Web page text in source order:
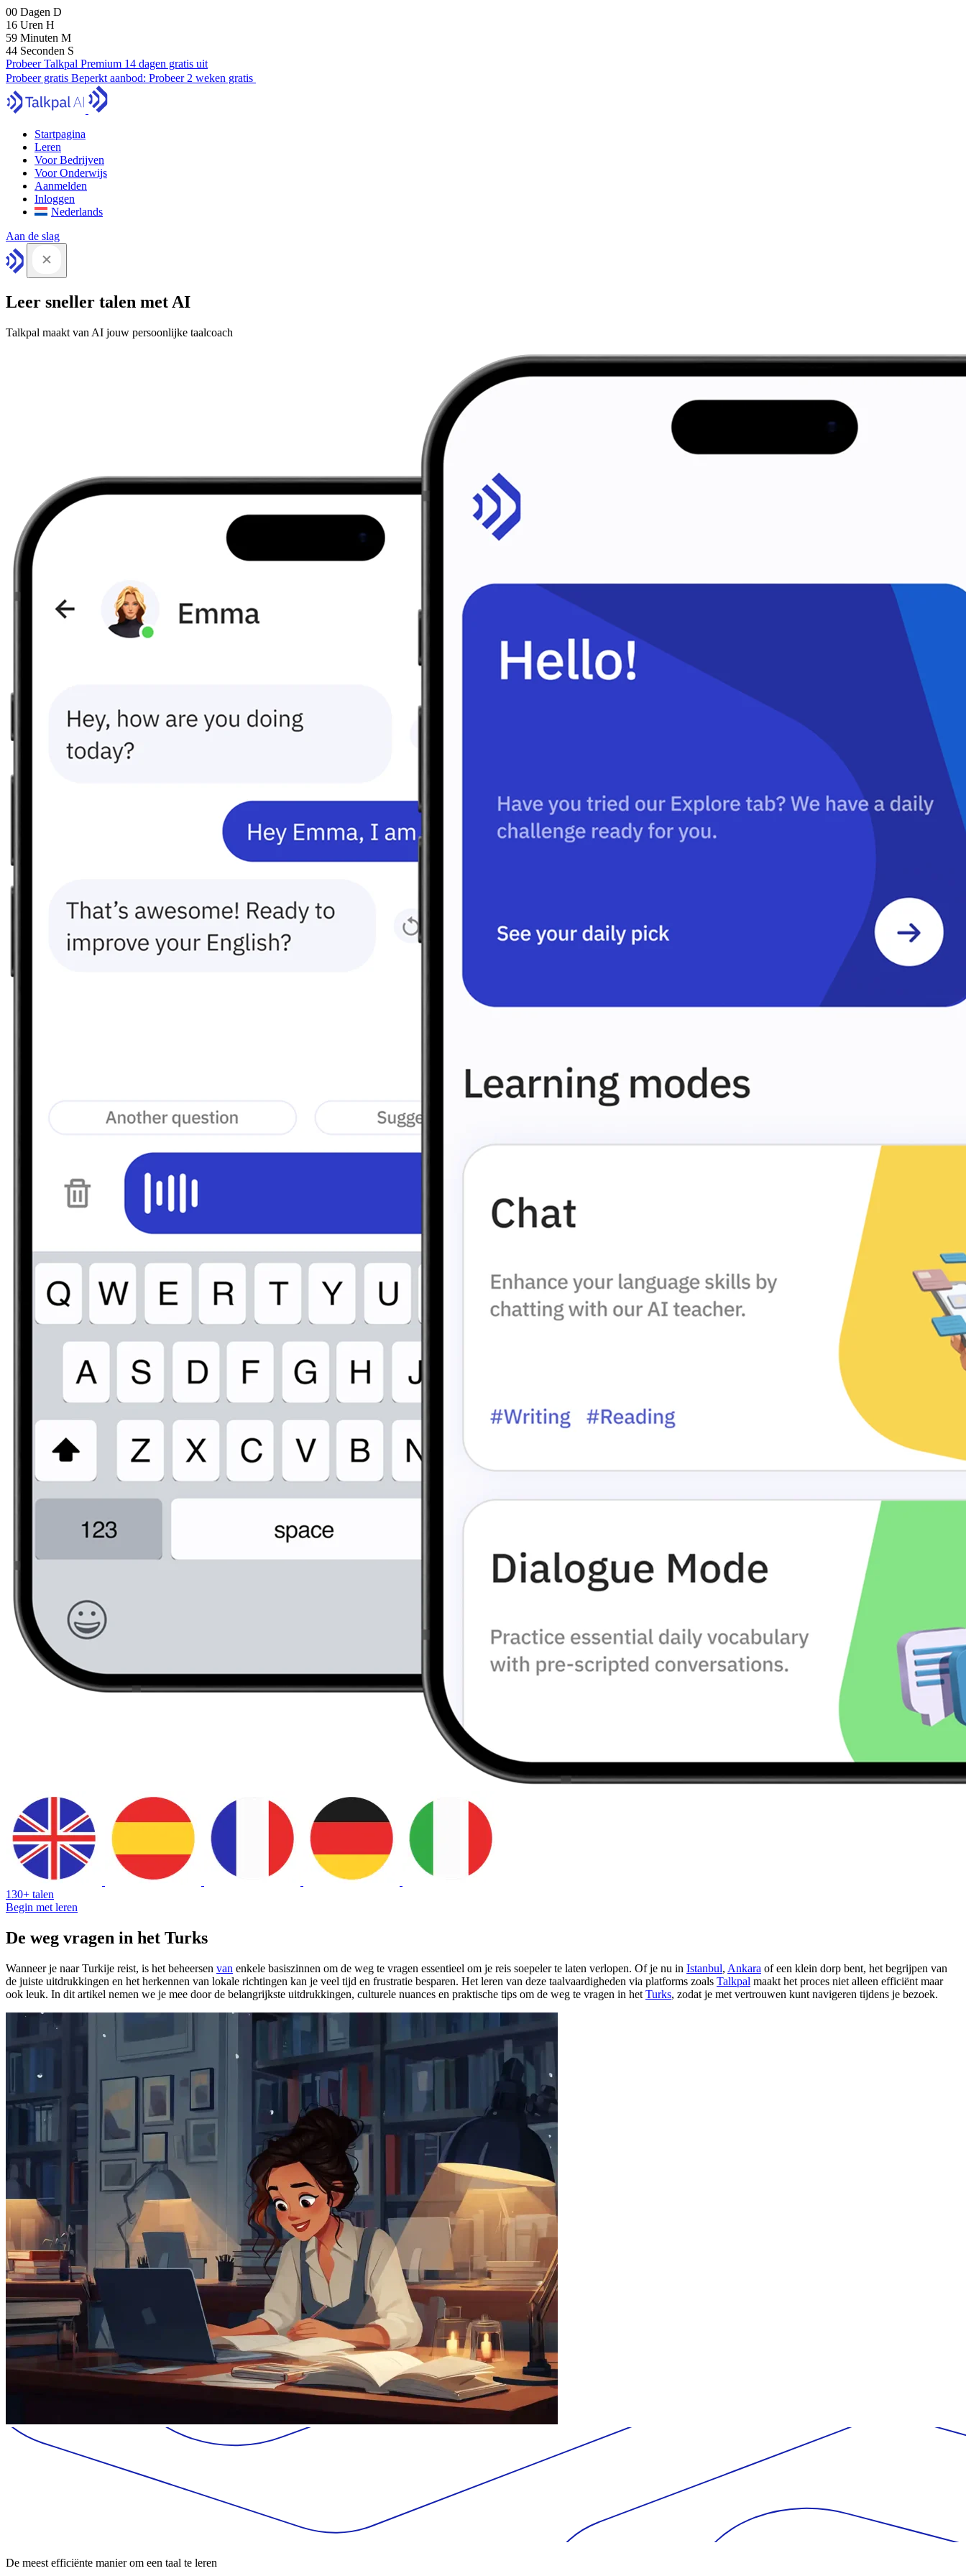
00 Dagen D
16 Uren H
59 Minuten M
43 Seconden S
Probeer Talkpal Premium 14 dagen gratis uit
Probeer gratis Beperkt aanbod: Probeer 2 weken gratis
Startpagina
Leren
Voor Bedrijven
Voor Onderwijs
Aanmelden
Inloggen
Nederlands
Aan de slag
Leer sneller talen met AI
Talkpal maakt van AI jouw persoonlijke taalcoach
130+ talen
Begin met leren
De weg vragen in het Turks
Wanneer je naar Turkije reist, is het beheersen van enkele basiszinnen om de weg te vragen essentieel om je reis soepeler te laten verlopen. Of je nu in Istanbul, Ankara of een klein dorp bent, het begrijpen van
de juiste uitdrukkingen en het herkennen van lokale richtingen kan je veel tijd en frustratie besparen. Het leren van deze taalvaardigheden via platforms zoals Talkpal maakt het proces niet alleen efficiënt maar
ook leuk. In dit artikel nemen we je mee door de belangrijkste uitdrukkingen, culturele nuances en praktische tips om de weg te vragen in het Turks, zodat je met vertrouwen kunt navigeren tijdens je bezoek.
De meest efficiënte manier om een taal te leren